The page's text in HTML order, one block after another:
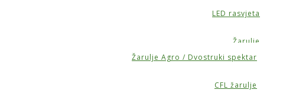
LED rasvjeta
Žarulje
Žarulje Agro / Dvostruki spektar
CFL žarulje